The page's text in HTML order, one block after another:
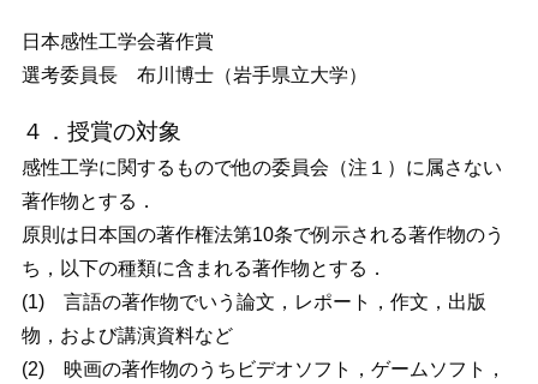
日本感性工学会著作賞
選考委員長 布川博士（岩手県立大学）
４．授賞の対象
感性工学に関するもので他の委員会（注１）に属さない
著作物とする．
原則は日本国の著作権法第10条で例示される著作物のう
ち，以下の種類に含まれる著作物とする．
(1) 言語の著作物でいう論文，レポート，作文，出版
物，および講演資料など
(2) 映画の著作物のうちビデオソフト，ゲームソフト，